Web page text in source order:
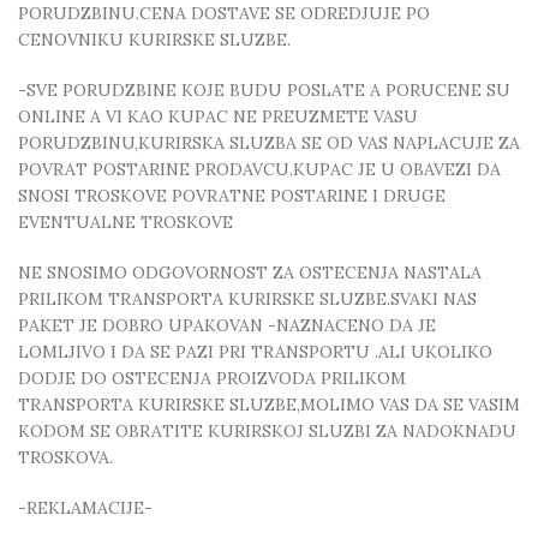
PORUDZBINU.CENA DOSTAVE SE ODREDJUJE PO
CENOVNIKU KURIRSKE SLUZBE.
-SVE PORUDZBINE KOJE BUDU POSLATE A PORUCENE SU
ONLINE A VI KAO KUPAC NE PREUZMETE VASU
PORUDZBINU,KURIRSKA SLUZBA SE OD VAS NAPLACUJE ZA
POVRAT POSTARINE PRODAVCU.KUPAC JE U OBAVEZI DA
SNOSI TROSKOVE POVRATNE POSTARINE I DRUGE
EVENTUALNE TROSKOVE
NE SNOSIMO ODGOVORNOST ZA OSTECENJA NASTALA
PRILIKOM TRANSPORTA KURIRSKE SLUZBE.SVAKI NAS
PAKET JE DOBRO UPAKOVAN -NAZNACENO DA JE
LOMLJIVO I DA SE PAZI PRI TRANSPORTU .ALI UKOLIKO
DODJE DO OSTECENJA PROIZVODA PRILIKOM
TRANSPORTA KURIRSKE SLUZBE,MOLIMO VAS DA SE VASIM
KODOM SE OBRATITE KURIRSKOJ SLUZBI ZA NADOKNADU
TROSKOVA.
-REKLAMACIJE-